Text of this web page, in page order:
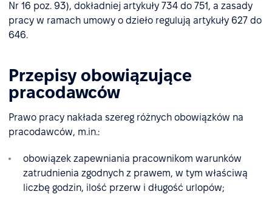
Nr 16 poz. 93), dokładniej artykuły 734 do 751, a zasady
pracy w ramach umowy o dzieło regulują artykuły 627 do
646.
Przepisy obowiązujące
pracodawców
Prawo pracy nakłada szereg różnych obowiązków na
pracodawców, m.in.:
obowiązek zapewniania pracownikom warunków
zatrudnienia zgodnych z prawem, w tym właściwą
liczbę godzin, ilość przerw i długość urlopów;